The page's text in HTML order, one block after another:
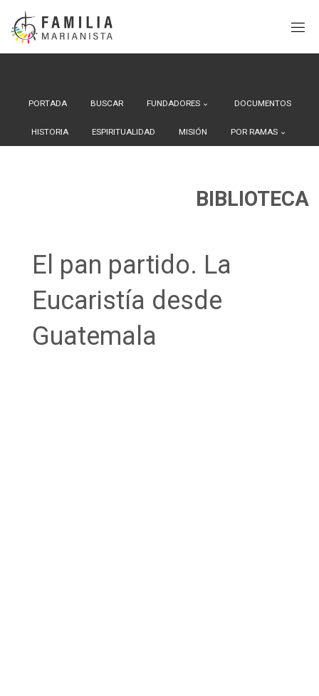
Saltar
contenido
PORTADA BUSCAR FUNDADORES DOCUMENTOS
HISTORIA ESPIRITUALIDAD MISIÓN POR RAMAS
BIBLIOTECA
El pan partido. La
Eucaristía desde
Guatemala